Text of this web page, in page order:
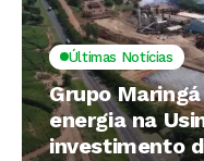
Últimas Notícias
Grupo
energia na
investimento